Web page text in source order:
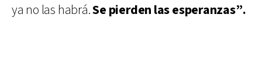
ya no las habrá.Se pierden las esperanzas”.